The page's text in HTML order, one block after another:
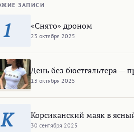
ЗАПИСИ
1 «Снято» дроном
23 октября 2025
День без бюстгальтера —
13 октября 2025
К Корсиканский маяк в
30 сентября 2025